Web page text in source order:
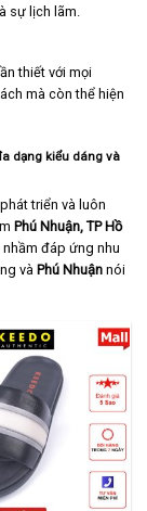
sự lịch lãm.
thiết với mọi
mà còn thể hiện
dạng kiểu dáng và
triển và luôn
Phú Nhuận, TP Hồ
đáp ứng nhu
và Phú Nhuận nói